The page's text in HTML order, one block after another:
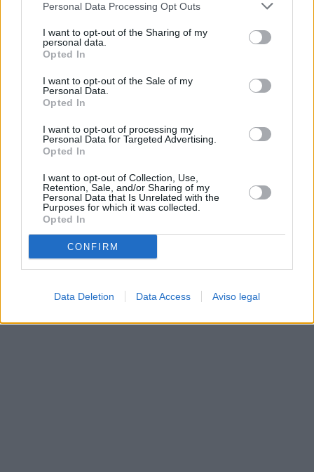
negar su consentimiento. Tenga en cuenta que algún
de su consentimiento, pero usted tiene el derecho de
rechazar tal procesamiento. Sus preferencias se aplicarán
cualquier momento entrando de nuevo en este sitio web o
visitando nuestra política de privacidad.
Personal Data Processing Opt Outs
I want to opt-out of the Sharing of my
personal data.
Opted In
I want to opt-out of the Sale of my
Personal Data.
Opted In
I want to opt-out of processing my
Personal Data for Targeted Advertising.
Opted In
I want to opt-out of Collection, Use,
Retention, Sale, and/or Sharing of my
Personal Data that Is Unrelated with the
Purposes for which it was collected.
Opted In
CONFIRM
Data Deletion Data Access Aviso legal